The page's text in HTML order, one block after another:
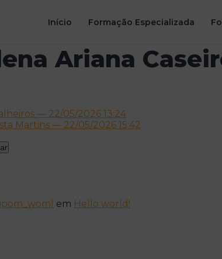
Início Formação Especializada
Ariana
— 22/05/2026 13:24
Martins — 22/05/2026 15:42
em Hello world!